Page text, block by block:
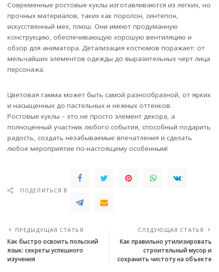
Современные ростовые куклы изготавливаются из легких, но
прочных материалов, таких как поролон, синтепон,
искусственный мех, плюш. Они имеют продуманную
конструкцию, обеспечивающую хорошую вентиляцию и
обзор для аниматора. Детализация костюмов поражает: от
мельчайших элементов одежды до выразительных черт лица
персонажа.
Цветовая гамма может быть самой разнообразной, от ярких
и насыщенных до пастельных и нежных оттенков.
Ростовые куклы – это не просто элемент декора, а
полноценный участник любого события, способный подарить
радость, создать незабываемые впечатления и сделать
любое мероприятие по-настоящему особенным!
ПОДЕЛИТЬСЯ В
ПРЕДЫДУЩАЯ СТАТЬЯ
Как быстро освоить польский
язык: секреты успешного
изучения
СЛЕДУЮЩАЯ СТАТЬЯ
Как правильно утилизировать
строительный мусор и
сохранить чистоту на объекте